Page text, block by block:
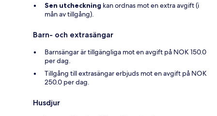
Sen utcheckning kan ordnas mot en extra avgift (i
mån av tillgång).
Barn- och extrasängar
Barnsängar är tillgängliga mot en avgift på NOK 150.0
per dag.
Tillgång till extrasängar erbjuds mot en avgift på NOK
250.0 per dag.
Husdjur